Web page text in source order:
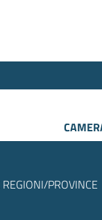
PROVINCE